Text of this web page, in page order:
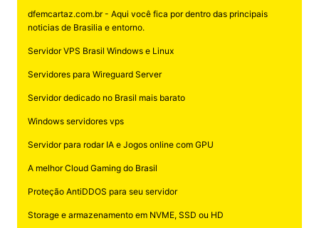
dfemcartaz.com.br - Aqui você fica por dentro das principais
noticias de Brasilia e entorno.
Servidor VPS Brasil Windows e Linux
Servidores para Wireguard Server
Servidor dedicado no Brasil mais barato
Windows servidores vps
Servidor para rodar IA e Jogos online com GPU
A melhor Cloud Gaming do Brasil
Proteção AntiDDOS para seu servidor
Storage e armazenamento em NVME, SSD ou HD